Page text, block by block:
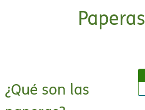
Paperas
¿Qué son las